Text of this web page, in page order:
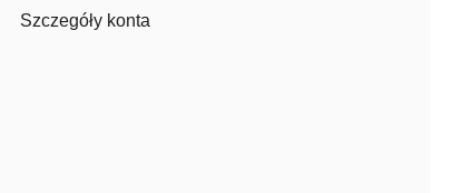
Szczegóły konta